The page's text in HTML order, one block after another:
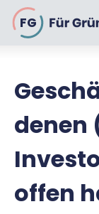
FG
Selbstständig
Über 500
denen
offen